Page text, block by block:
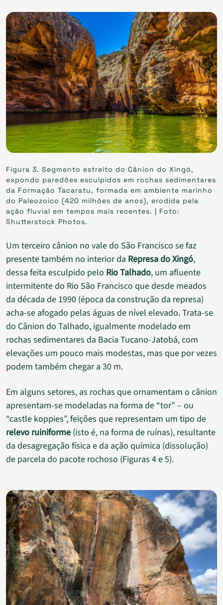
Figura 3. Segmento estreito do Cânion do Xingó,
expondo paredões esculpidos em rochas sedimentares
da Formação Tacaratu, formada em ambiente marinho
do Paleozoico (420 milhões de anos), erodida pela
ação fluvial em tempos mais recentes. | Foto:
Shutterstock Photos.
Um terceiro cânion no vale do São Francisco se faz
presente também no interior da Represa do Xingó,
dessa feita esculpido pelo Rio Talhado, um afluente
intermitente do Rio São Francisco que desde meados
da década de 1990 (época da construção da represa)
acha-se afogado pelas águas de nível elevado. Trata-se
do Cânion do Talhado, igualmente modelado em
rochas sedimentares da Bacia Tucano-Jatobá, com
elevações um pouco mais modestas, mas que por vezes
podem também chegar a 30 m.
Em alguns setores, as rochas que ornamentam o cânion
apresentam-se modeladas na forma de “tor” – ou
“castle koppies”, feições que representam um tipo de
relevo ruiniforme (isto é, na forma de ruínas), resultante
da desagregação física e da ação química (dissolução)
de parcela do pacote rochoso (Figuras 4 e 5).